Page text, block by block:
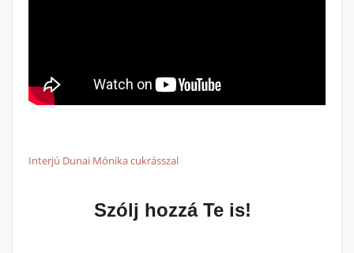
Interjú Dunai Mónika cukrásszal
Szólj hozzá Te is!